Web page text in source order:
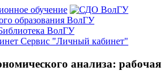
обучение
образования ВолГУ
ВолГУ
Сервис "Личный кабинет"
анализа: рабочая